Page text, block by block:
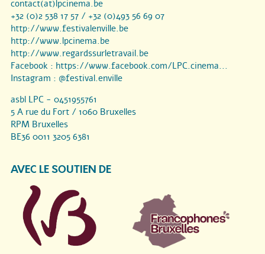
contact(at)lpcinema.be
+32 (0)2 538 17 57 / +32 (0)493 56 69 07
http://www.festivalenville.be
http://www.lpcinema.be
http://www.regardssurletravail.be
Facebook : https://www.facebook.com/LPC.cinema...
Instagram : @festival.enville
asbl LPC - 0451955761
5 A rue du Fort / 1060 Bruxelles
RPM Bruxelles
BE36 0011 3205 6381
AVEC LE SOUTIEN DE